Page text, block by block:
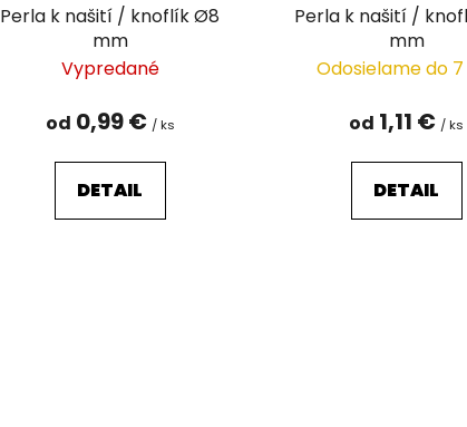
Perla k našití / knoflík Ø8
mm
Vypredané
od 0,99 € / ks
DETAIL
Perla k našití /
mm
Odosielame do
od 1,11 € / ks
DETAIL